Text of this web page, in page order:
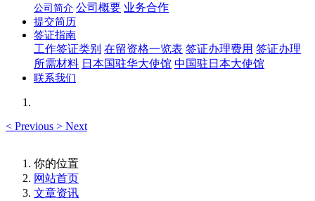
公司简介 公司概要 业务合作
提交简历
签证指南
工作签证类别 在留资格一览表 签证办理费用 签证办理
所需材料 日本国驻华大使馆 中国驻日本大使馆
联系我们
< Previous > Next
你的位置
网站首页
文章资讯